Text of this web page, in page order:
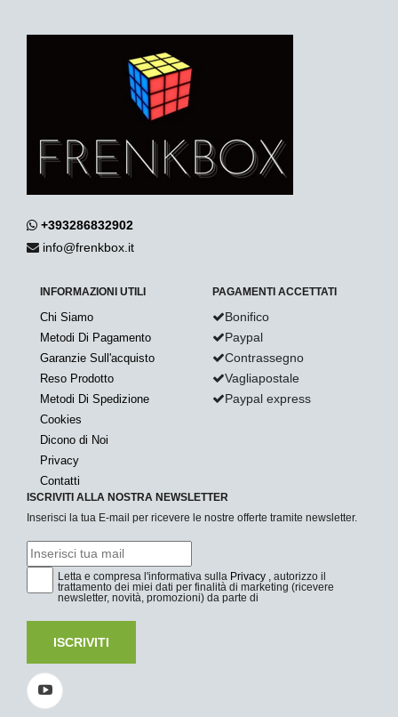
+393286832902
info@frenkbox.it
INFORMAZIONI UTILI
Chi Siamo
Metodi Di Pagamento
Garanzie Sull'acquisto
Reso Prodotto
Metodi Di Spedizione
Cookies
Dicono di Noi
Privacy
Contatti
PAGAMENTI ACCETTATI
Bonifico
Paypal
Contrassegno
Vagliapostale
Paypal express
ISCRIVITI ALLA NOSTRA NEWSLETTER
Inserisci la tua E-mail per ricevere le nostre offerte tramite newsletter.
Letta e compresa l'informativa sulla Privacy , autorizzo il
trattamento dei miei dati per finalità di marketing (ricevere
newsletter, novità, promozioni) da parte di
ISCRIVITI